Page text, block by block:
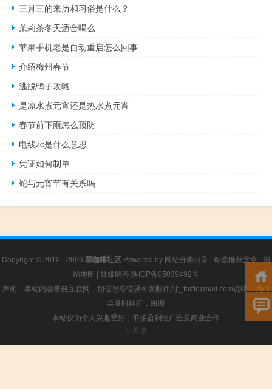
三月三的来历和习俗是什么？
茉莉茶冬天适合喝么
苹果手机老是自动重启怎么回事
介绍梅州春节
逃脱鸭子攻略
是凉水煮元宵还是热水煮元宵
春节前下雨怎么预防
电线zc是什么意思
凭证如何制单
蛇与元宵节有关系吗
Copyright © 2012 - 2026 黑咖啡社区 Powered by 网站分类目录 | 精选推荐文章 | 网
站地图 | 疑难解答 陕ICP备05039492号
声明：本站内容来自互联网，如信息有错误可发邮件到f_fb#foxmail.com说明，我们
会及时纠正，谢谢
本站仅为个人兴趣爱好，不接盈利性广告及商业合作
小男孩